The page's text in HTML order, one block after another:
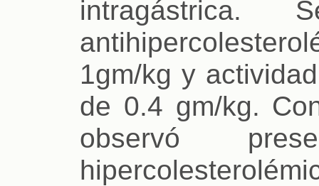
intragástrica.
1gm/kg y
de 0.4 gm/kg.
observó